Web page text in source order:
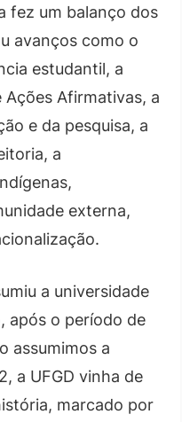
fez um balanço dos
avanços como o
estudantil, a
Afirmativas, a
e da pesquisa, a
a
externa,
a universidade
após o período de
assumimos a
a UFGD vinha de
marcado por